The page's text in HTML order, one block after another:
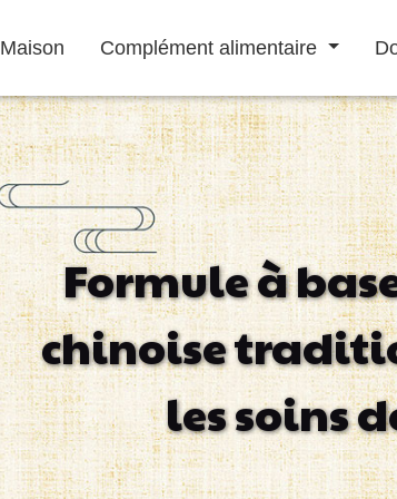
Maison Complément alimentaire
Complément
beauté
Renforcer le
système
immunitaire
Gélules Boisson solide
Formule à
chinoise
les soins